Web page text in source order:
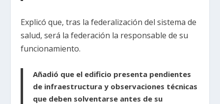
Explicó que, tras la federalización del sistema de
salud, será la federación la responsable de su
funcionamiento.
Añadió que el edificio presenta pendientes
de infraestructura y observaciones técnicas
que deben solventarse antes de su